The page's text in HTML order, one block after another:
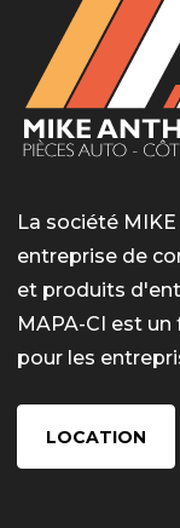
La société
entreprise de
et produits
MAPA-CI est
pour les
LOCATION